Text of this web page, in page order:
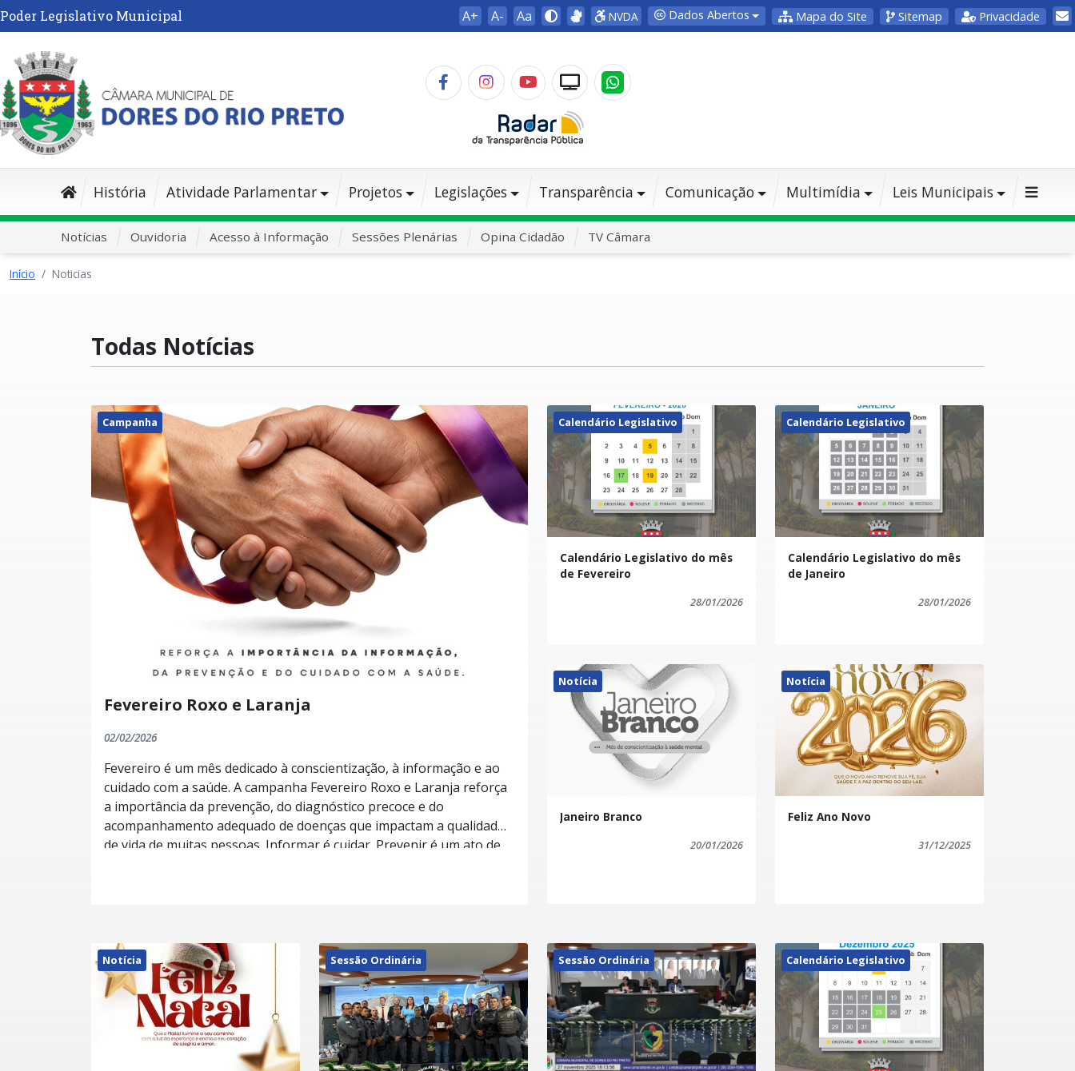
Poder Legislativo Municipal A+ A- Aa NVDA Dados Abertos Mapa do Site Sitemap Privacidade
História Atividade Parlamentar Projetos Legislações Transparência Comunicação Multimídia Leis Municipais
Notícias Ouvidoria Acesso à Informação Sessões Plenárias Opina Cidadão TV Câmara
Início Noticias
Todas Notícias
Campanha
Fevereiro Roxo e Laranja
02/02/2026
Fevereiro é um mês dedicado à conscientização, à informação e ao
cuidado com a saúde. A campanha Fevereiro Roxo e Laranja reforça
a importância da prevenção, do diagnóstico precoce e do
acompanhamento adequado de doenças que impactam a qualidade
de vida de muitas pessoas. Informar é cuidar. Prevenir é um ato de
da saúde é um compromisso diário
Calendário Legislativo
Calendário Legislativo do mês
de Fevereiro
28/01/2026
Calendário Legislativo
Calendário Legislativo do mês
de Janeiro
28/01/2026
Notícia
Janeiro Branco
20/01/2026
Notícia
Feliz Ano Novo
31/12/2025
Notícia Sessão Ordinária Sessão Ordinária Calendário Legislativo